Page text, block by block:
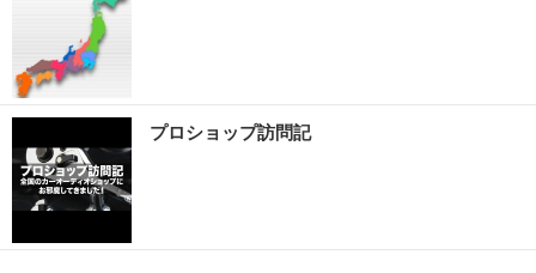
プロショップ訪問記